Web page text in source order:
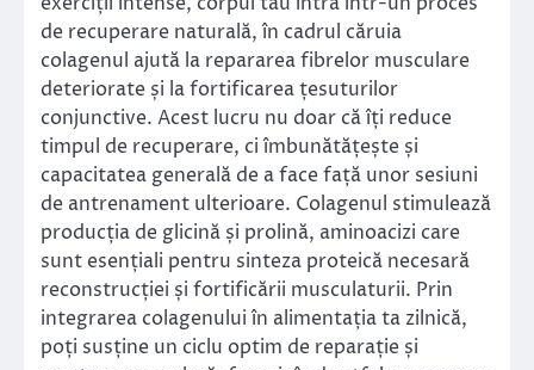
de recuperare naturală, în cadrul căruia
colagenul ajută la repararea fibrelor musculare
deteriorate și la fortificarea țesuturilor
conjunctive. Acest lucru nu doar că îți reduce
timpul de recuperare, ci îmbunătățește și
capacitatea generală de a face față unor sesiuni
de antrenament ulterioare. Colagenul stimulează
producția de glicină și prolină, aminoacizi care
sunt esențiali pentru sinteza proteică necesară
reconstrucției și fortificării musculaturii. Prin
integrarea colagenului în alimentația ta zilnică,
poți susține un ciclu optim de reparație și